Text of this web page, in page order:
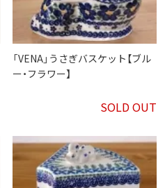
「VENA」うさぎバスケット【ブル
ー・フラワー】
SOLD OUT